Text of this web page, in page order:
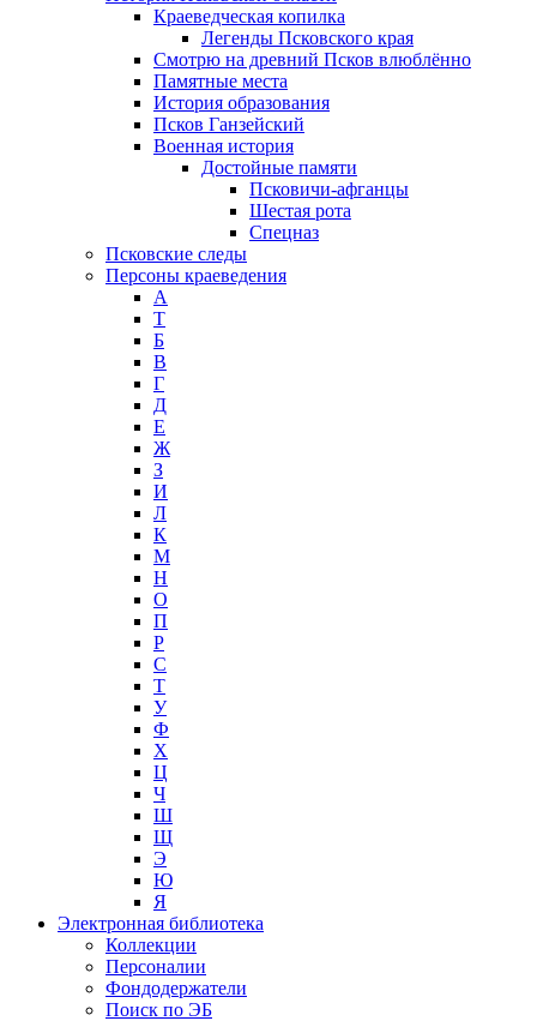
Краеведческая копилка
Легенды Псковского края
Смотрю на древний Псков влюблённо
Памятные места
История образования
Псков Ганзейский
Военная история
Достойные памяти
Псковичи-афганцы
Шестая рота
Спецназ
Псковские следы
Персоны краеведения
А
T
Б
В
Г
Д
Е
Ж
З
И
Л
К
М
Н
О
П
Р
С
Т
У
Ф
Х
Ц
Ч
Ш
Щ
Э
Ю
Я
Электронная библиотека
Коллекции
Персоналии
Фондодержатели
Поиск по ЭБ